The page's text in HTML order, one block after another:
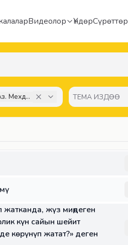
Видеолор ҮндөрСүрөттөр
Мехди Жана Аз. Иса
жүз миңдеген
күн сайын шейит
көрүнүп жатат?» деген